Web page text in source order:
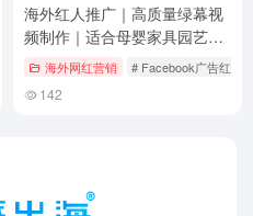
# Instagram短视频推广 # TikTok广告视
海外红人推广｜高质量绿幕视
频制作｜适合母婴家具园艺类
跨境品牌
海外网红营销 # Facebook广告红人
142